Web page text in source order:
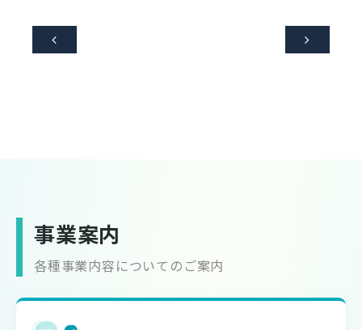
 
事業案内
各種事業内容についてのご案内